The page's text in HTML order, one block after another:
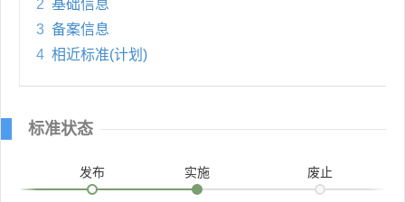
2 基础信息
3 备案信息
4 相近标准(计划)
标准状态
发布 实施 废止